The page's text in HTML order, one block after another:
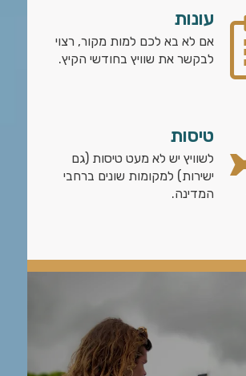
עונות
אם לא בא לכם למות מקור, רצוי
לבקשר את שוויץ בחודשי הקיץ.
טיסות
לשוויץ יש לא מעט טיסות (גם
ישירות) למקומות שונים ברחבי
המדינה.